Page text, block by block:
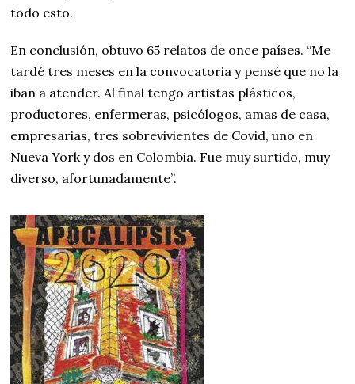
todo esto.
En conclusión, obtuvo 65 relatos de once países. “Me
tardé tres meses en la convocatoria y pensé que no la
iban a atender. Al final tengo artistas plásticos,
productores, enfermeras, psicólogos, amas de casa,
empresarias, tres sobrevivientes de Covid, uno en
Nueva York y dos en Colombia. Fue muy surtido, muy
diverso, afortunadamente”.